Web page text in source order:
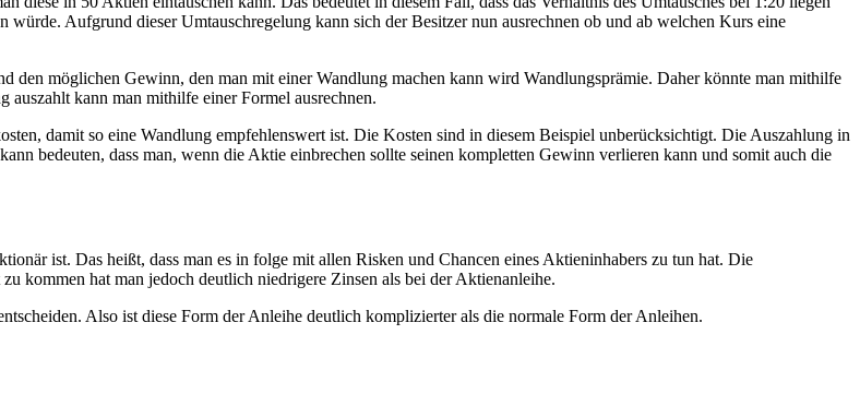
Aufgrund dieser Umtauschregelung kann sich der Besitzer nun ausrechnen ob und ab welchen Kurs eine
den möglichen Gewinn, den man mit einer Wandlung machen kann wird Wandlungsprämie. Daher könnte man mithilfe
auszahlt kann man mithilfe einer Formel ausrechnen.
damit so eine Wandlung empfehlenswert ist. Die Kosten sind in diesem Beispiel unberücksichtigt. Die Auszahlung in
bedeuten, dass man, wenn die Aktie einbrechen sollte seinen kompletten Gewinn verlieren kann und somit auch die
ist. Das heißt, dass man es in folge mit allen Risken und Chancen eines Aktieninhabers zu tun hat. Die
kommen hat man jedoch deutlich niedrigere Zinsen als bei der Aktienanleihe.
Also ist diese Form der Anleihe deutlich komplizierter als die normale Form der Anleihen.